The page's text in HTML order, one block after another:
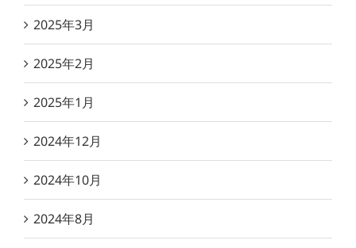
2025年3月
2025年2月
2025年1月
2024年12月
2024年10月
2024年8月